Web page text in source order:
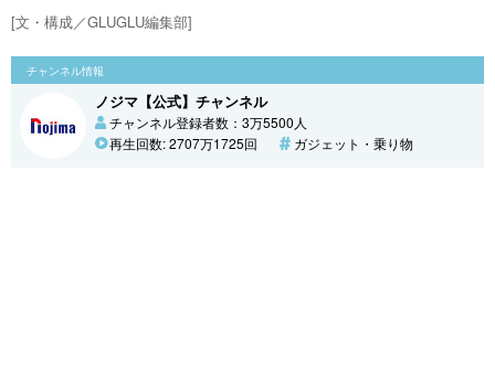
[文・構成／GLUGLU編集部]
チャンネル情報
ノジマ【公式】チャンネル
チャンネル登録者数：3万5500人
再生回数: 2707万1725回
ガジェット・乗り物